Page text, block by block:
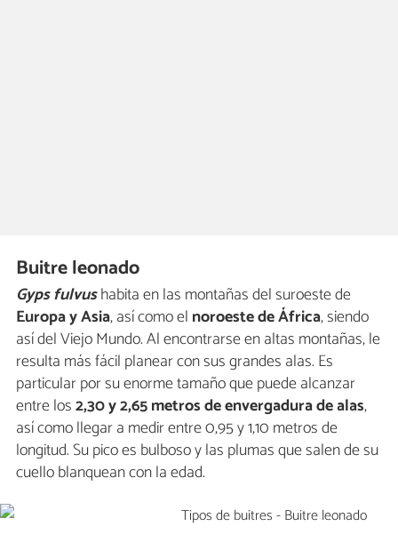
Buitre leonado
Gyps fulvushabita en las montañas del suroeste de
Europa y Asia, así como el noroeste de África, siendo
así del Viejo Mundo. Al encontrarse en altas montañas, le
resulta más fácil planear con sus grandes alas. Es
particular por su enorme tamaño que puede alcanzar
entre los2,30 y 2,65 metros de envergadura de alas,
así como llegar a medir entre 0,95 y 1,10 metros de
longitud. Su pico es bulboso y las plumas que salen de su
cuello blanquean con la edad.